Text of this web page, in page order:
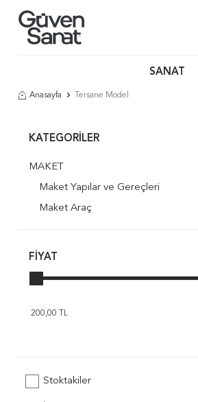
SANAT
Anasayfa Tersane Model
KATEGORILER
MAKET
Maket Yapılar ve Gereçleri
Maket Araç
FIYAT
Stoktakiler